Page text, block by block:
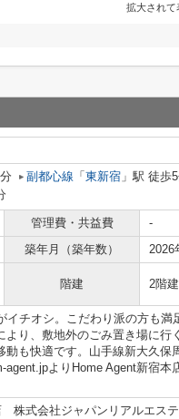
拡大されて
副都心線 「 東新宿 」駅 徒歩
管理費・共益費
-
築年月（築年数） 2026
階建 2階
イチオシ。こだわり派の方も
り、敷地外のごみ置き場に行
動も快適です。山手線新大久保
agent.jpよりHome Agent新宿本
株式会社ジャパンリアルエステ